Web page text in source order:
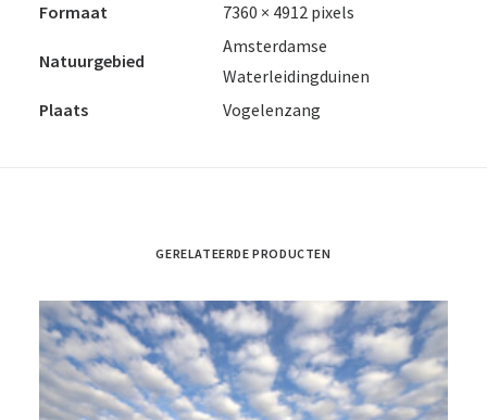
Formaat
7360 × 4912 pixels
Natuurgebied
Amsterdamse
Waterleidingduinen
Plaats
Vogelenzang
GERELATEERDE PRODUCTEN